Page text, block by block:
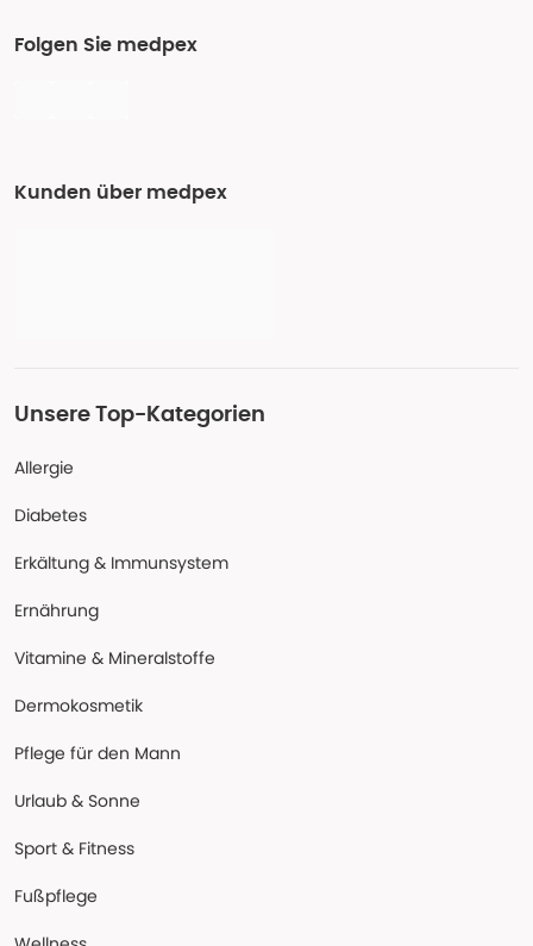
Folgen Sie medpex
Kunden über medpex
Unsere Top-Kategorien
Allergie
Diabetes
Erkältung & Immunsystem
Ernährung
Vitamine & Mineralstoffe
Dermokosmetik
Pflege für den Mann
Urlaub & Sonne
Sport & Fitness
Fußpflege